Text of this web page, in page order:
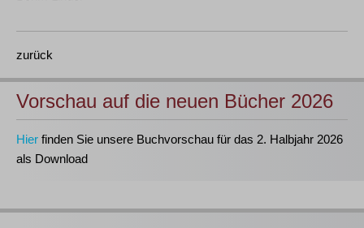
zurück
Vorschau auf die neuen Bücher 2026
Hier finden Sie unsere Buchvorschau für das 2. Halbjahr 2026
als Download